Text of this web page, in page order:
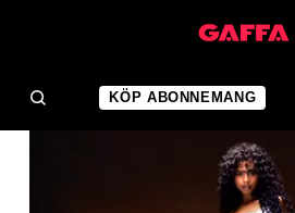
KÖP ABONNEMANG